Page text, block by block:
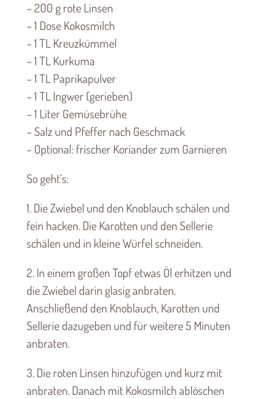
– 200 g rote Linsen
– 1 Dose Kokosmilch
– 1 TL Kreuzkümmel
– 1 TL Kurkuma
– 1 TL Paprikapulver
– 1 TL Ingwer (gerieben)
– 1 Liter Gemüsebrühe
– Salz und Pfeffer nach Geschmack
– Optional: frischer Koriander zum Garnieren
So geht’s:
1. Die Zwiebel und den Knoblauch schälen und
fein hacken. Die Karotten und den Sellerie
schälen und in kleine Würfel schneiden.
2. In einem großen Topf etwas Öl erhitzen und
die Zwiebel darin glasig anbraten.
Anschließend den Knoblauch, Karotten und
Sellerie dazugeben und für weitere 5 Minuten
anbraten.
3. Die roten Linsen hinzufügen und kurz mit
anbraten. Danach mit Kokosmilch ablöschen